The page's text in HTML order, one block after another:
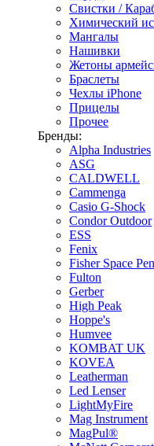
Свистки /
Химический
Мангалы
Нашивки
Жетоны
Браслеты
Чехлы iPhone
Прицелы
Прочее
Бренды:
Alpha Industries
ASG
CALDWELL
Cammenga
Casio G-Shock
Condor Outdoor
ESS
Fenix
Fisher Space Pen
Fulton
Gerber
High Peak
Hoppe's
Humvee
KOMBAT UK
KOVEA
Leatherman
Led Lenser
LightMyFire
Mag Instrument
MagPul®